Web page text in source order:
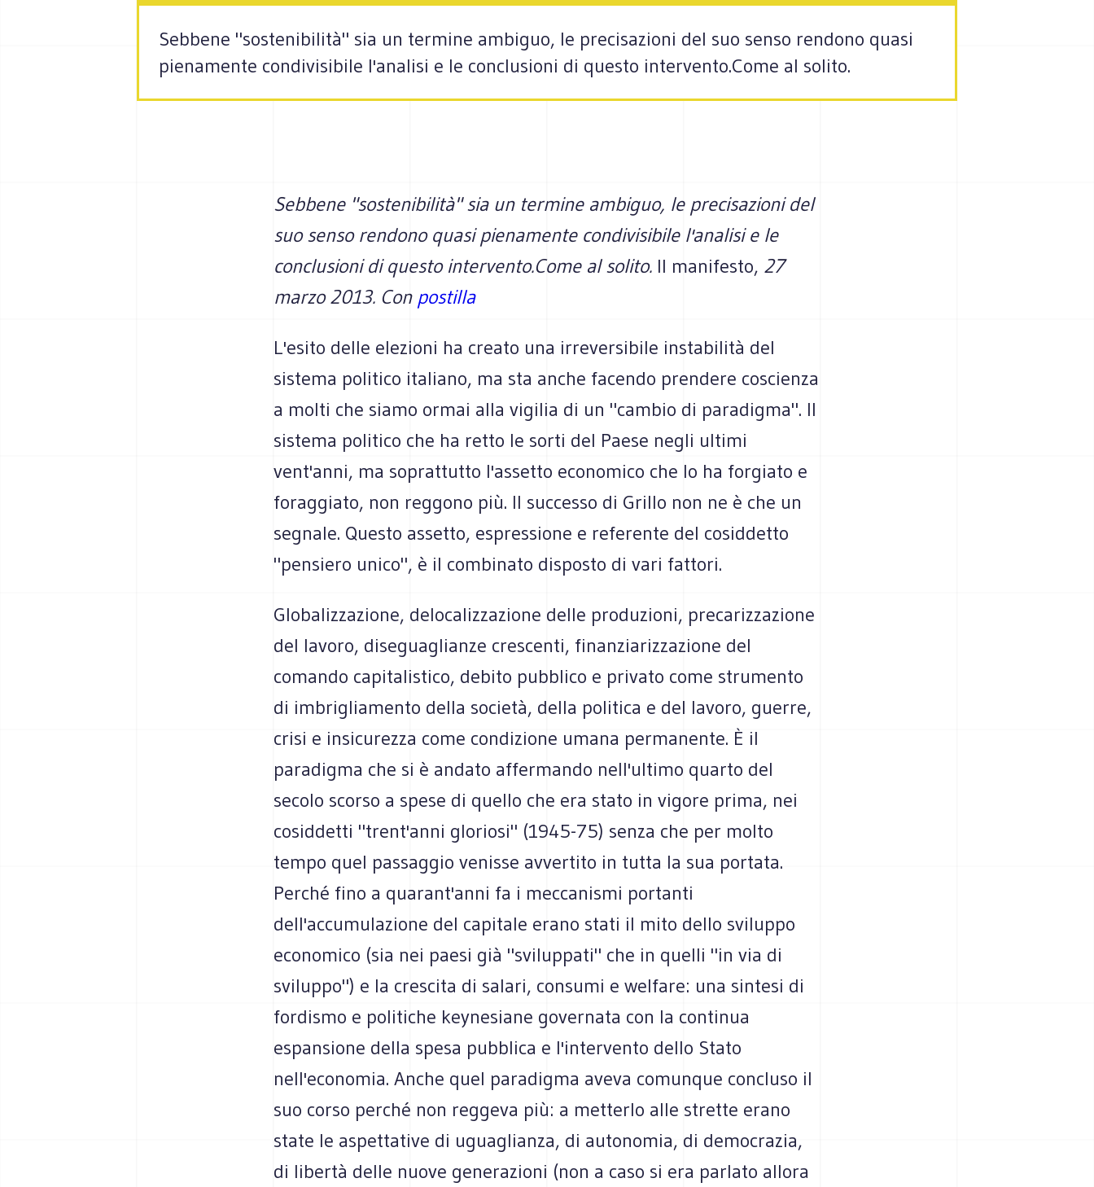
Sebbene "sostenibilità" sia un termine ambiguo, le precisazioni del suo senso rendono quasi
pienamente condivisibile l'analisi e le conclusioni di questo intervento.Come al solito.
Sebbene "sostenibilità" sia un termine ambiguo, le precisazioni del
suo senso rendono quasi pienamente condivisibile l'analisi e le
conclusioni di questo intervento.Come al solito. Il manifesto, 27
marzo 2013. Con postilla
L'esito delle elezioni ha creato una irreversibile instabilità del
sistema politico italiano, ma sta anche facendo prendere coscienza
a molti che siamo ormai alla vigilia di un "cambio di paradigma". Il
sistema politico che ha retto le sorti del Paese negli ultimi
vent'anni, ma soprattutto l'assetto economico che lo ha forgiato e
foraggiato, non reggono più. Il successo di Grillo non ne è che un
segnale. Questo assetto, espressione e referente del cosiddetto
"pensiero unico", è il combinato disposto di vari fattori.
Globalizzazione, delocalizzazione delle produzioni, precarizzazione
del lavoro, diseguaglianze crescenti, finanziarizzazione del
comando capitalistico, debito pubblico e privato come strumento
di imbrigliamento della società, della politica e del lavoro, guerre,
crisi e insicurezza come condizione umana permanente. È il
paradigma che si è andato affermando nell'ultimo quarto del
secolo scorso a spese di quello che era stato in vigore prima, nei
cosiddetti "trent'anni gloriosi" (1945-75) senza che per molto
tempo quel passaggio venisse avvertito in tutta la sua portata.
Perché fino a quarant'anni fa i meccanismi portanti
dell'accumulazione del capitale erano stati il mito dello sviluppo
economico (sia nei paesi già "sviluppati" che in quelli "in via di
sviluppo") e la crescita di salari, consumi e welfare: una sintesi di
fordismo e politiche keynesiane governata con la continua
espansione della spesa pubblica e l'intervento dello Stato
nell'economia. Anche quel paradigma aveva comunque concluso il
suo corso perché non reggeva più: a metterlo alle strette erano
state le aspettative di uguaglianza, di autonomia, di democrazia,
di libertà delle nuove generazioni (non a caso si era parlato allora